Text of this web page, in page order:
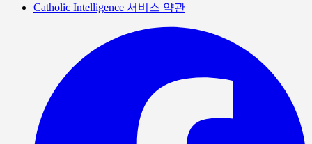
Catholic Intelligence 서비스 약관